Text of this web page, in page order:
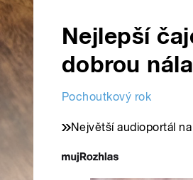
Nejlepší
dobrou
Pochoutkový rok
Největší audioportál